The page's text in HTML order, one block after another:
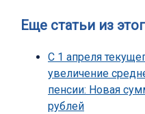
Еще статьи из
С 1 апреля
увеличение
пенсии: Новая
рублей